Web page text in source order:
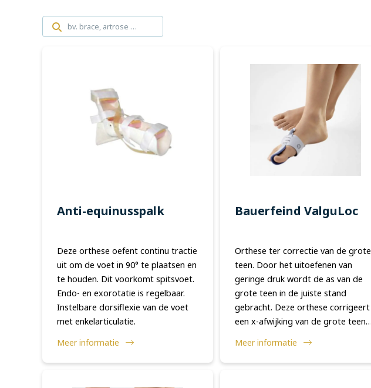
OrthoShop
Onderhoud & herstelling
Extranet
Anti-equinusspalk
Deze orthese oefent continu tractie
uit om de voet in 90° te plaatsen en
te houden. Dit voorkomt spitsvoet.
Endo- en exorotatie is regelbaar.
Instelbare dorsiflexie van de voet
met enkelarticulatie.
Meer informatie
Bauerfeind ValguLoc
Orthese ter correctie van de grote
teen. Door het uitoefenen van
geringe druk wordt de as van de
grote teen in de juiste stand
gebracht. Deze orthese corrigeert
een x-afwijking van de grote teen
van het kapsel weer op. De
aangebrachte steun ...
Meer informatie